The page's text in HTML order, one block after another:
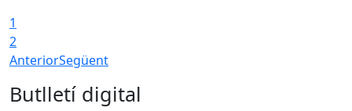
1
2
AnteriorSegüent
Butlletí digital